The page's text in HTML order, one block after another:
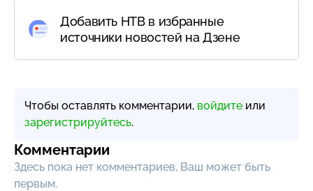
Добавить НТВ в избранные
источники новостей на Дзене
Чтобы оставлять комментарии, войдите или
зарегистрируйтесь.
Комментарии
Здесь пока нет комментариев, Ваш может быть
первым.